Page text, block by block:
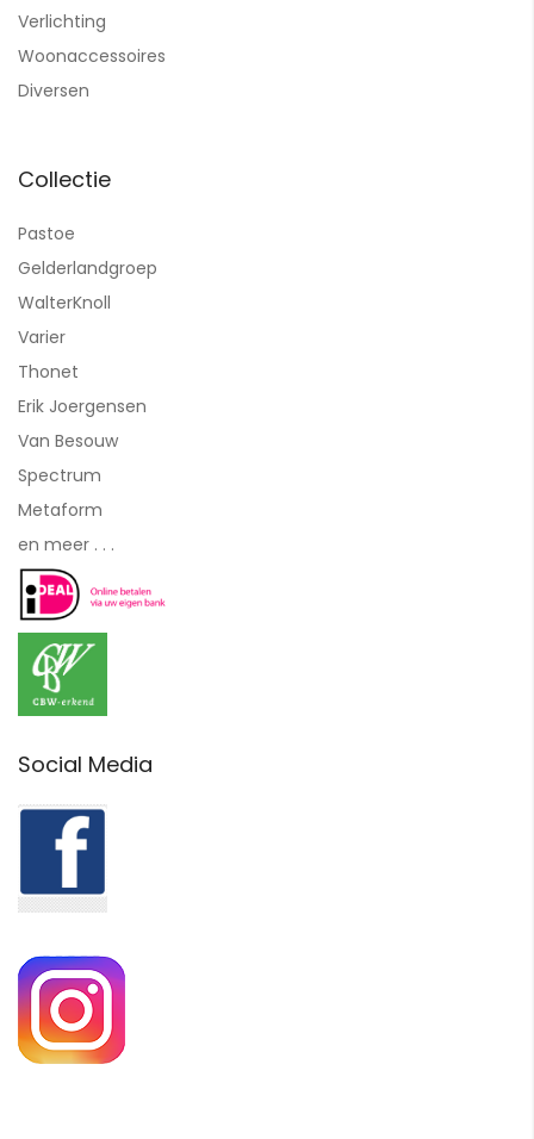
Verlichting
Woonaccessoires
Diversen
Collectie
Pastoe
Gelderlandgroep
WalterKnoll
Varier
Thonet
Erik Joergensen
Van Besouw
Spectrum
Metaform
en meer . . .
Social Media